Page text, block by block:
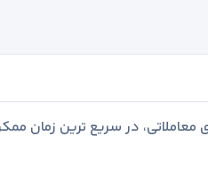
در سریع ترین زمان